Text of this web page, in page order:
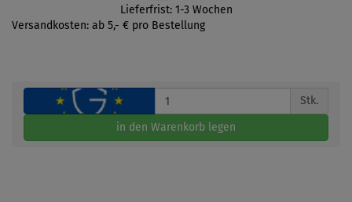
Lieferfrist: 1-3 Wochen
Versandkosten: ab 5,- € pro Bestellung
Stk.
in den Warenkorb legen